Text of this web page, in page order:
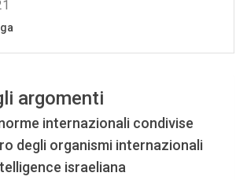
argomenti
internazionali condivise
degli organismi internazionali
israeliana